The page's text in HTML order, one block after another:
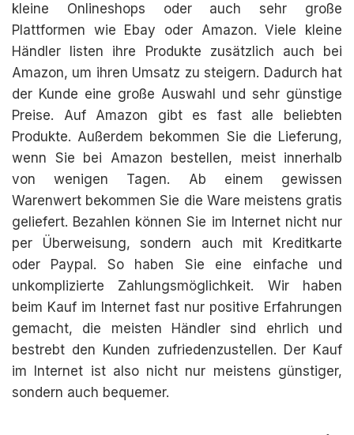
kleine Onlineshops oder auch sehr große
Plattformen wie Ebay oder Amazon. Viele kleine
Händler listen ihre Produkte zusätzlich auch bei
Amazon, um ihren Umsatz zu steigern. Dadurch hat
der Kunde eine große Auswahl und sehr günstige
Preise. Auf Amazon gibt es fast alle beliebten
Produkte. Außerdem bekommen Sie die Lieferung,
wenn Sie bei Amazon bestellen, meist innerhalb
von wenigen Tagen. Ab einem gewissen
Warenwert bekommen Sie die Ware meistens gratis
geliefert. Bezahlen können Sie im Internet nicht nur
per Überweisung, sondern auch mit Kreditkarte
oder Paypal. So haben Sie eine einfache und
unkomplizierte Zahlungsmöglichkeit. Wir haben
beim Kauf im Internet fast nur positive Erfahrungen
gemacht, die meisten Händler sind ehrlich und
bestrebt den Kunden zufriedenzustellen. Der Kauf
im Internet ist also nicht nur meistens günstiger,
sondern auch bequemer.